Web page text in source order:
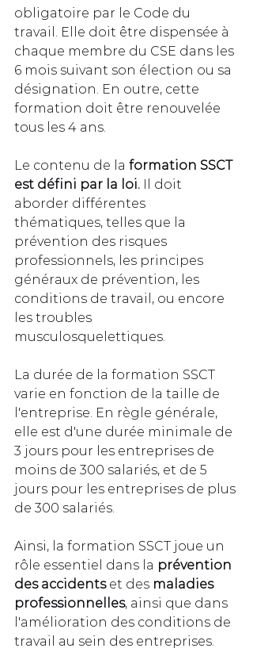
obligatoire par le Code du
travail. Elle doit être dispensée à
chaque membre du CSE dans les
6 mois suivant son élection ou sa
désignation. En outre, cette
formation doit être renouvelée
tous les 4 ans.
Le contenu de la formation SSCT
est défini par la loi. Il doit
aborder différentes
thématiques, telles que la
prévention des risques
professionnels, les principes
généraux de prévention, les
conditions de travail, ou encore
les troubles
musculosquelettiques.
La durée de la formation SSCT
varie en fonction de la taille de
l'entreprise. En règle générale,
elle est d'une durée minimale de
3 jours pour les entreprises de
moins de 300 salariés, et de 5
jours pour les entreprises de plus
de 300 salariés.
Ainsi, la formation SSCT joue un
rôle essentiel dans la prévention
des accidents et des maladies
professionnelles, ainsi que dans
l'amélioration des conditions de
travail au sein des entreprises.